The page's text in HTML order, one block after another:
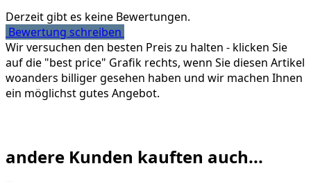
Derzeit gibt es keine Bewertungen.
Bewertung schreiben
Wir versuchen den besten Preis zu halten - klicken Sie
auf die "best price" Grafik rechts, wenn Sie diesen Artikel
woanders billiger gesehen haben und wir machen Ihnen
ein möglichst gutes Angebot.
andere Kunden kauften auch...